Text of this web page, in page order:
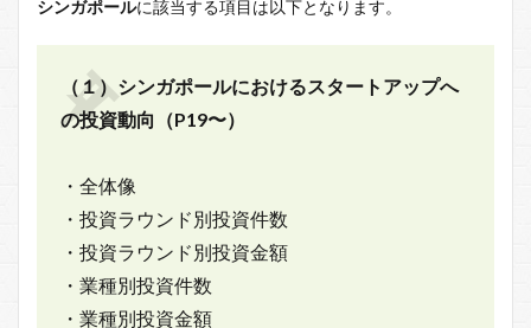
シンガポールに該当する項目は以下となります。
（１）シンガポールにおけるスタートアップへ
の投資動向（P19〜）
・全体像
・投資ラウンド別投資件数
・投資ラウンド別投資金額
・業種別投資件数
・業種別投資金額